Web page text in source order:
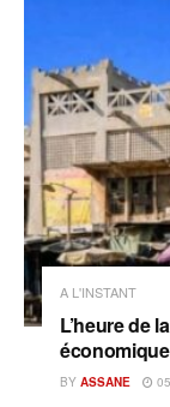
A L'INSTANT
L’heure de
BY ASSANE